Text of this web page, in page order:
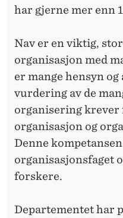
har gjerne mer enn
Nav er en viktig,
organisasjon med
er mange hensyn
vurdering av de
organisering krever
organisasjon og
Denne
organisasjonsfaget
forskere.
Departementet har